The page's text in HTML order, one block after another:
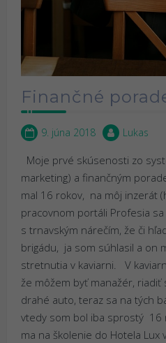
Finančné
9. júna 2018 Lukas
Moje prvé skúsenosti zo
marketing) a finančným
mal 16 rokov, na môj inzerát
pracovnom portáli Profesia
s trnavským nárečím, že či
brigádu, ja som súhlasil a on
stretnutia v kaviarni. V
že môžem byť manažér,
drahé auto, teraz sa na tých
vtedy som bol iba sprostý 16
ma na školenie do Hotela Lux